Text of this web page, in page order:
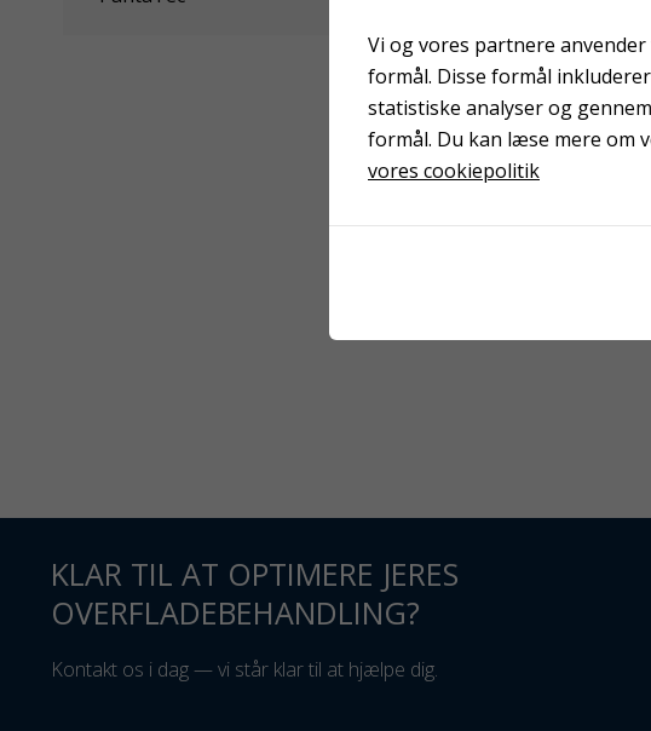
KLAR TIL AT OPTIMERE JERES
OVERFLADEBEHANDLING?
Kontakt os i dag — vi står klar til at hjælpe dig.
Vi og vores partnere
formål. Disse formål
statistiske analyser og
formål. Du kan læse mere om
vores cookiepolitik